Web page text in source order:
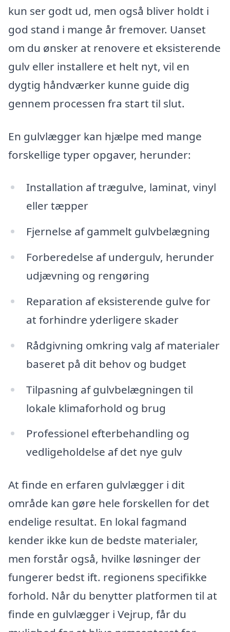
kun ser godt ud, men også bliver holdt i
god stand i mange år fremover. Uanset
om du ønsker at renovere et eksisterende
gulv eller installere et helt nyt, vil en
dygtig håndværker kunne guide dig
gennem processen fra start til slut.
En gulvlægger kan hjælpe med mange
forskellige typer opgaver, herunder:
Installation af trægulve, laminat, vinyl
eller tæpper
Fjernelse af gammelt gulvbelægning
Forberedelse af undergulv, herunder
udjævning og rengøring
Reparation af eksisterende gulve for
at forhindre yderligere skader
Rådgivning omkring valg af materialer
baseret på dit behov og budget
Tilpasning af gulvbelægningen til
lokale klimaforhold og brug
Professionel efterbehandling og
vedligeholdelse af det nye gulv
At finde en erfaren gulvlægger i dit
område kan gøre hele forskellen for det
endelige resultat. En lokal fagmand
kender ikke kun de bedste materialer,
men forstår også, hvilke løsninger der
fungerer bedst ift. regionens specifikke
forhold. Når du benytter platformen til at
finde en gulvlægger i Vejrup, får du